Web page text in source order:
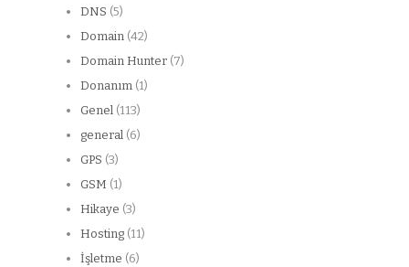
DNS (5)
Domain (42)
Domain Hunter (7)
Donanım (1)
Genel (113)
general (6)
GPS (3)
GSM (1)
Hikaye (3)
Hosting (11)
İşletme (6)